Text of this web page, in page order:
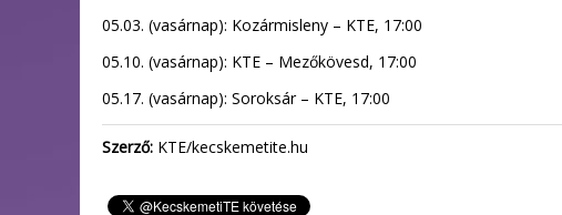
05.03. (vasárnap): Kozármisleny – KTE, 17:00
05.10. (vasárnap): KTE – Mezőkövesd, 17:00
05.17. (vasárnap): Soroksár – KTE, 17:00
Szerző: KTE/kecskemetite.hu